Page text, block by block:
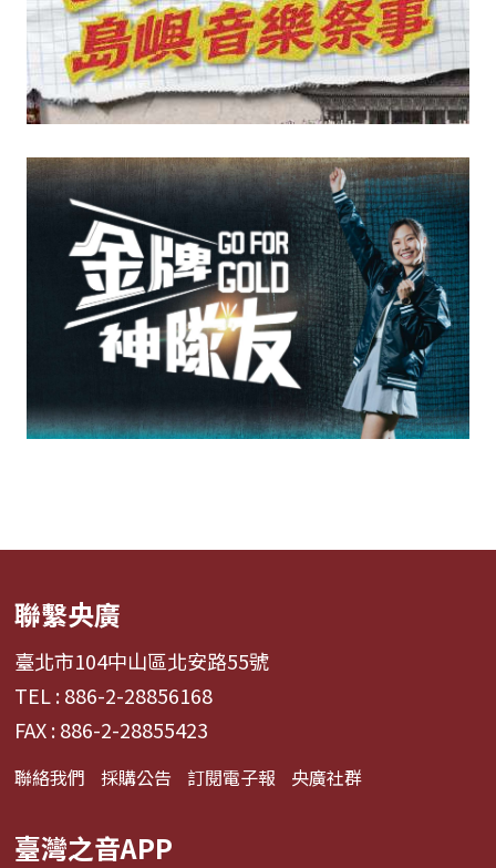
聯繫央廣
臺北市104中山區北安路55號
TEL : 886-2-28856168
FAX : 886-2-28855423
聯絡我們 採購公告 訂閱電子報 央廣社群
臺灣之音APP